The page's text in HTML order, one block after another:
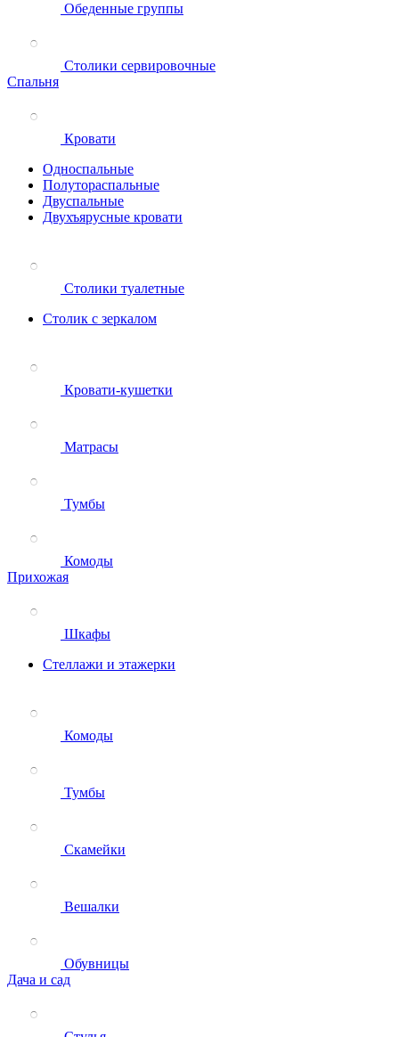
Обеденные группы
Столики сервировочные
Спальня
Кровати
Односпальные
Полутораспальные
Двуспальные
Двухъярусные кровати
Столики туалетные
Столик с зеркалом
Кровати-кушетки
Матрасы
Тумбы
Комоды
Прихожая
Шкафы
Стеллажи и этажерки
Комоды
Тумбы
Скамейки
Вешалки
Обувницы
Дача и сад